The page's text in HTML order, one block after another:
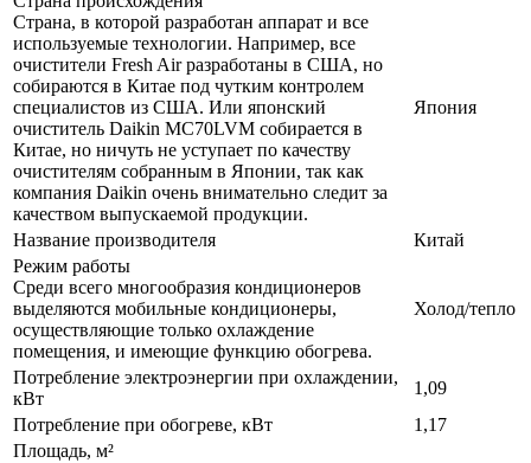
Страна, в которой разработан аппарат и все
используемые технологии. Например, все
очистители Fresh Air разработаны в США, но
собираются в Китае под чутким контролем
специалистов из США. Или японский
очиститель Daikin MC70LVM собирается в
Китае, но ничуть не уступает по качеству
очистителям собранным в Японии, так как
компания Daikin очень внимательно следит за
качеством выпускаемой продукции.
Япония
Название производителя
Китай
Режим работы
Среди всего многообразия кондиционеров
выделяются мобильные кондиционеры,
осуществляющие только охлаждение
помещения, и имеющие функцию обогрева.
Холод/тепло
Потребление электроэнергии при охлаждении,
кВт
1,09
Потребление при обогреве, кВт
1,17
Площадь, м²